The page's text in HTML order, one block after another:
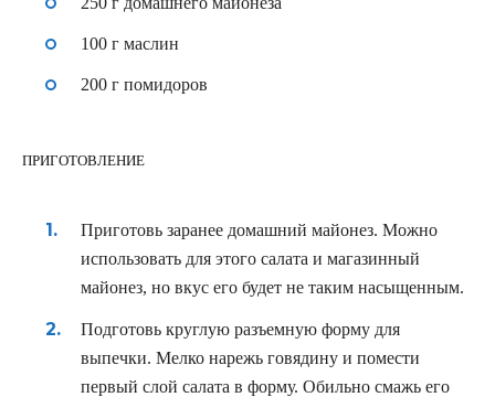
100 г маслин
200 г помидоров
ПРИГОТОВЛЕНИЕ
Приготовь заранее домашний майонез. Можно
использовать для этого салата и магазинный
майонез, но вкус его будет не таким насыщенным.
Подготовь круглую разъемную форму для
выпечки. Мелко нарежь говядину и помести
первый слой салата в форму. Обильно смажь его